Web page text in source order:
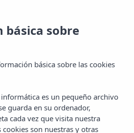
Cala Tarida
sobre
básica sobre las cookies
es un pequeño archivo
guarda en su ordenador,
cada vez que visita nuestra
son nuestras y otras